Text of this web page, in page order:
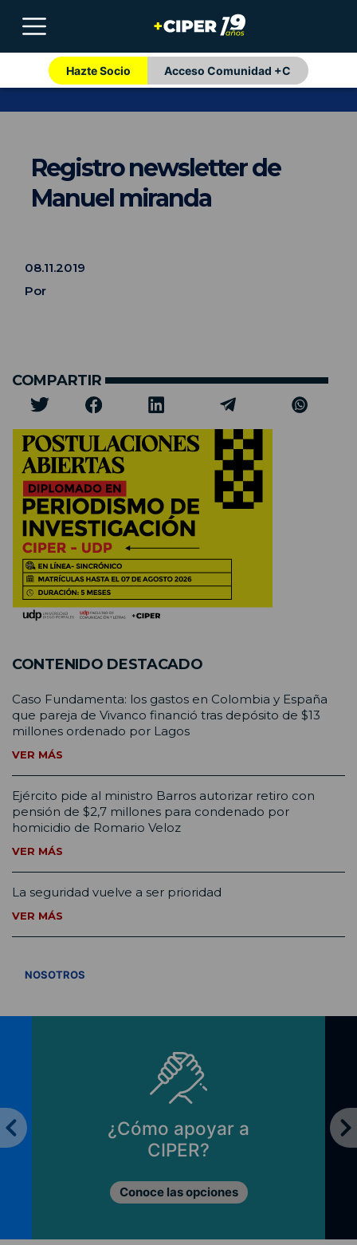
Hazte Socio Acceso Comunidad +C
Registro newsletter de
Manuel miranda
08.11.2019
Por
COMPARTIR
CONTENIDO DESTACADO
Caso Fundamenta: los gastos en Colombia y España
que pareja de Vivanco financió tras depósito de $13
millones ordenado por Lagos
VER MÁS
Ejército pide al ministro Barros autorizar retiro con
pensión de $2,7 millones para condenado por
homicidio de Romario Veloz
VER MÁS
La seguridad vuelve a ser prioridad
VER MÁS
NOSOTROS
¿Cómo apoyar a
CIPER?
Conoce las opciones